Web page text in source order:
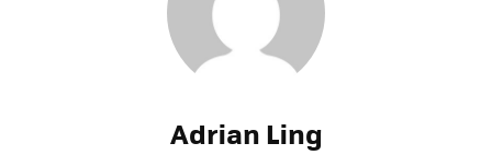
Adrian Ling